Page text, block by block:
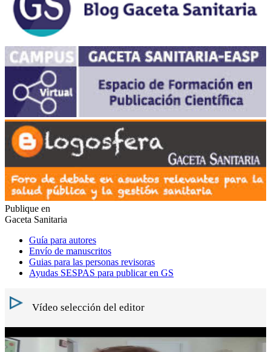
Publique en
Gaceta Sanitaria
Guía para autores
Envío de manuscritos
Guias para las personas revisoras
Ayudas SESPAS para publicar en GS
Vídeo selección del editor